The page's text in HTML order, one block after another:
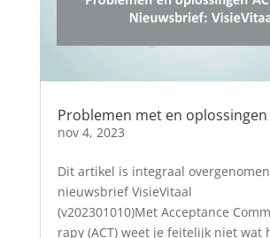
Problemen met en oplossingen
nov 4, 2023
Dit artikel is integraal
nieuwsbrief VisieVitaal
(v202301010)Met Acceptance
rapy (ACT) weet je feitelijk niet wat